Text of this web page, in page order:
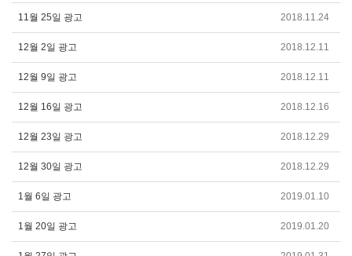
11월 25일 광고 2018.11.24
12월 2일 광고 2018.12.11
12월 9일 광고 2018.12.11
12월 16일 광고 2018.12.16
12월 23일 광고 2018.12.29
12월 30일 광고 2018.12.29
1월 6일 광고 2019.01.10
1월 20일 광고 2019.01.20